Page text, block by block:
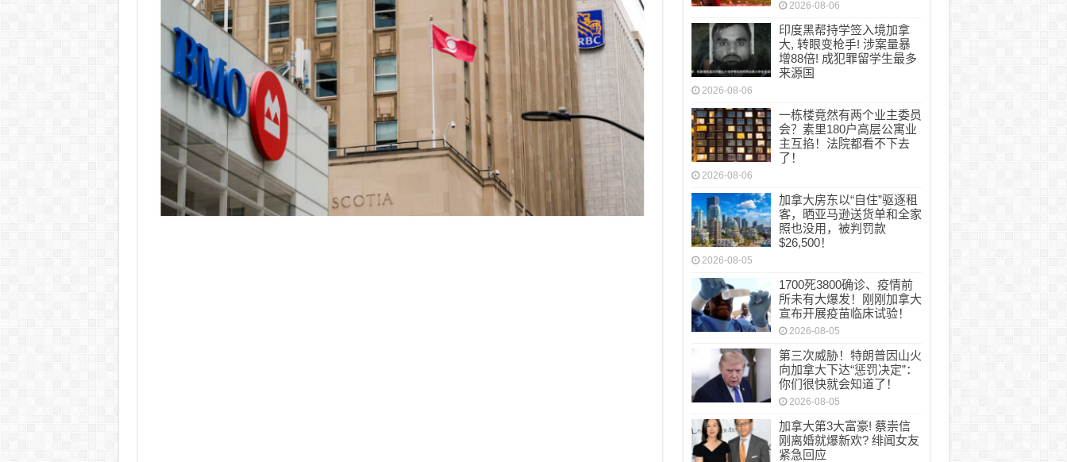
2026-08-06
印度黑帮持学签入境加拿
大, 转眼变枪手! 涉案量暴
增88倍! 成犯罪留学生最多
来源国
2026-08-06
一栋楼竟然有两个业主委员
会？素里180户高层公寓业
主互掐！法院都看不下去
了！
2026-08-06
加拿大房东以“自住”驱逐租
客，晒亚马逊送货单和全家
照也没用，被判罚款
$26,500！
2026-08-05
1700死3800确诊、疫情前
所未有大爆发！刚刚加拿大
宣布开展疫苗临床试验！
2026-08-05
第三次威胁！特朗普因山火
向加拿大下达“惩罚决定”：
你们很快就会知道了！
2026-08-05
加拿大第3大富豪! 蔡崇信
刚离婚就爆新欢? 绯闻女友
紧急回应